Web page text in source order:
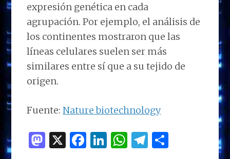
expresión genética en cada
agrupación. Por ejemplo, el análisis de
los continentes mostraron que las
líneas celulares suelen ser más
similares entre sí que a su tejido de
origen.
Fuente:Nature biotechnology
M X F
Li W T